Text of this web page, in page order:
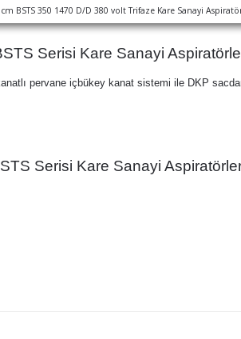
Serisi Kare Sanayi
pervane içbükey kanat sistemi ile DKP
Serisi Kare Sanayi